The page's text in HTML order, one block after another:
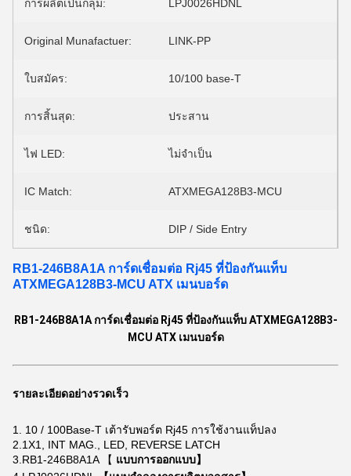
การผลิตเป็นกลุ่ม: LPJ0026HDNL
Original Munafactuer: LINK-PP
ใบสมัคร: 10/100 base-T
การสิ้นสุด: ประสาน
ไฟ LED: ไม่จำเป็น
IC Match: ATXMEGA128B3-MCU
ชนิด: DIP / Side Entry
RB1-246B8A1A การ์ดเชื่อมต่อ Rj45 ที่ป้องกันแท็บ
ATXMEGA128B3-MCU ATX เมนบอร์ด
RB1-246B8A1A การ์ดเชื่อมต่อ Rj45 ที่ป้องกันแท็บ ATXMEGA128B3-
MCU ATX เมนบอร์ด
รายละเอียดอย่างรวดเร็ว
1. 10 / 100Base-T เต้ารับพอร์ต Rj45 การใช้งานแท็ปลง
2.1X1, INT MAG., LED, REVERSE LATCH
3.RB1-246B8A1A 【 แบบการออกแบบ】